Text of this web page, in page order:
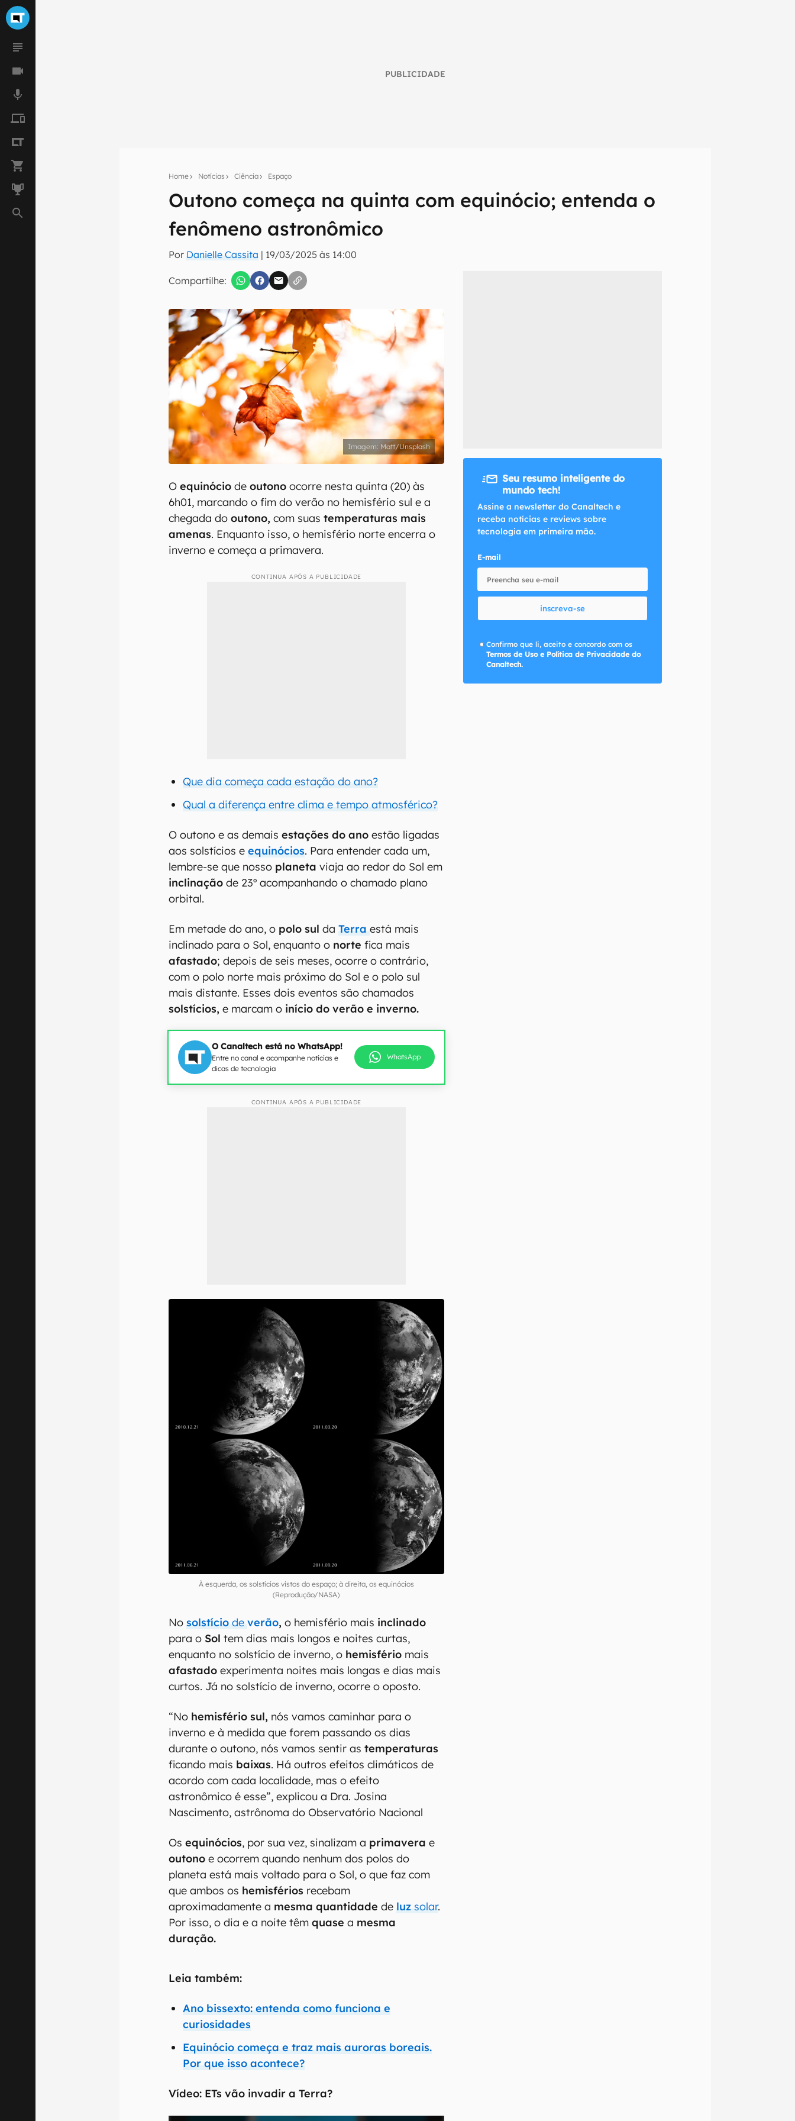
PUBLICIDADE
Home Notícias Ciência Espaço
Outono começa na quinta com equinócio; entenda o
fenômeno astronômico
Por Danielle Cassita | 19/03/2025 às 14:00
Compartilhe:
Seu resumo inteligente do mundo tech!
mão.
E-mail
Confirmo que li, aceito e concordo com os Termos de Uso e Política de Privacidade do Canaltech.
Matt/Unsplash
Oequinócio deoutono ocorre nesta quinta (20) às
6h01, marcando o fim do verão no hemisfério sul e a
chegada dooutono, com suastemperaturas mais
amenas. Enquanto isso, o hemisfério norte encerra o
inverno e começa a primavera.
CONTINUA APÓS A PUBLICIDADE
Que dia começa cada estação do ano?
Qual a diferença entre clima e tempo atmosférico?
O outono e as demaisestações do ano estão ligadas
aos solstícios eequinócios. Para entender cada um,
lembre-se que nosso planeta viaja ao redor do Sol em
inclinação de 23º acompanhando o chamado plano
orbital.
Em metade do ano, o polo sul daTerra está mais
inclinado para o Sol, enquanto o norte fica mais
afastado; depois de seis meses, ocorre o contrário,
com o polo norte mais próximo do Sol e o polo sul
mais distante. Esses dois eventos são chamados
solstícios,e marcam o início do verão e inverno.
O Canaltech está no WhatsApp!
Entre no canal e acompanhe notícias e
dicas de tecnologia
WhatsApp
CONTINUA APÓS A PUBLICIDADE
À esquerda, os solstícios vistos do espaço; à direita, os equinócios
(Reprodução/NASA)
Nosolstício deverão, o hemisfério mais inclinado
para o Sol tem dias mais longos e noites curtas,
enquanto no solstício de inverno, o hemisfério mais
afastado experimenta noites mais longas e dias mais
curtos. Já no solstício de inverno, ocorre o oposto.
“No hemisfério sul, nós vamos caminhar para o
inverno e à medida que forem passando os dias
durante o outono, nós vamos sentir astemperaturas
ficando mais baixas. Há outros efeitos climáticos de
acordo com cada localidade, mas o efeito
astronômico é esse”, explicou a Dra. Josina
Nascimento, astrônoma do Observatório Nacional
Osequinócios, por sua vez, sinalizam a primavera e
outono e ocorrem quando nenhum dos polos do
planeta está mais voltado para o Sol, o que faz com
que ambos os hemisférios recebam
aproximadamente a mesma quantidade de luz solar.
Por isso, o dia e a noite têmquase a mesma
duração.
Seu resumo inteligente do
mundo tech!
Assine a newsletter do Canaltech e
receba notícias e reviews sobre
tecnologia em primeira mão.
E-mail
inscreva-se
Confirmo que li, aceito e concordo com os
Termos de Uso e Política de Privacidade do
Canaltech.